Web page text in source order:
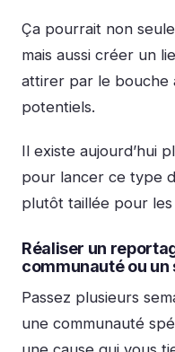
Ça pourrait non
mais aussi créer un
attirer par le bouche
potentiels.
Il existe aujourd’hui
pour lancer ce type
plutôt taillée pour
Réaliser un
communauté ou un
Passez plusieurs
une communauté